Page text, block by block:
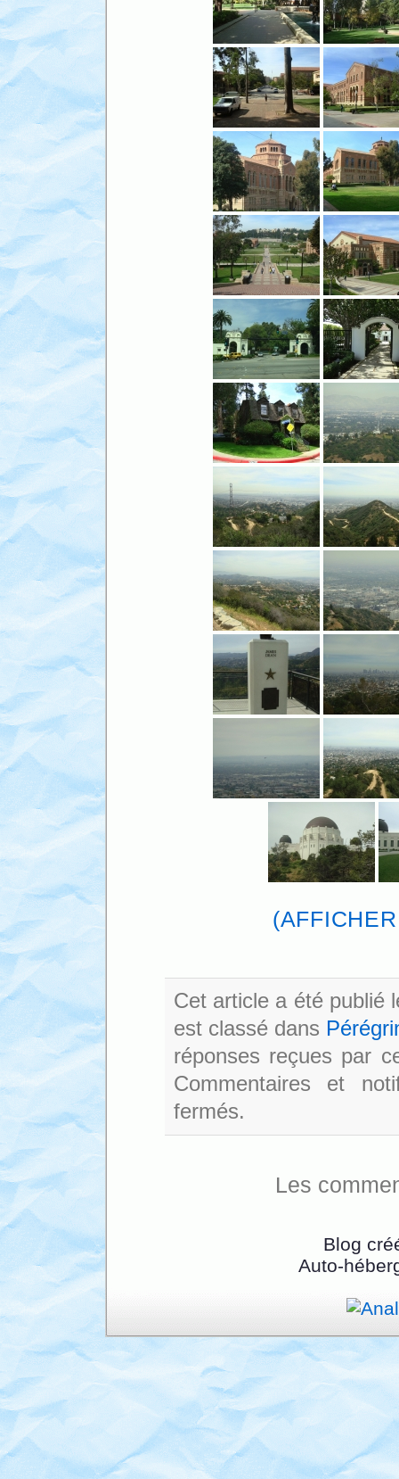
Cet article a été publié
est classé dans
réponses reçues par
Commentaires et
fermés.
Les
Blog
Auto-